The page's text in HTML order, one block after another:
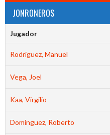
JONRONEROS
Jugador
Rodríguez, Manuel
Vega, Joel
Kaa, Virgilio
Dominguez, Roberto